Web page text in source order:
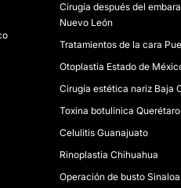
Cirugía después del
Nuevo León
Tratamientos de la cara
Otoplastia Estado de
Cirugía estética nariz Baja
Toxina botulínica Querétaro
Celulitis Guanajuato
Rinoplastia Chihuahua
Operación de busto Sinaloa